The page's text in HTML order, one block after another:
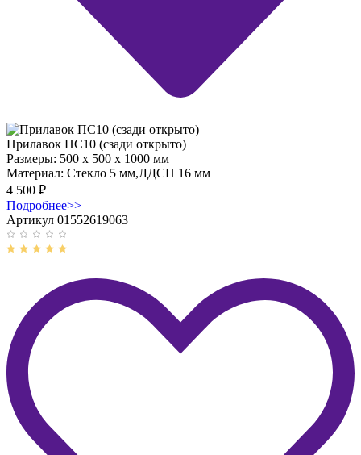
Прилавок ПС10 (сзади открыто)
Размеры: 500 x 500 x 1000 мм
Материал: Стекло 5 мм,ЛДСП 16 мм
4 500 ₽
Подробнее>>
Артикул 01552619063